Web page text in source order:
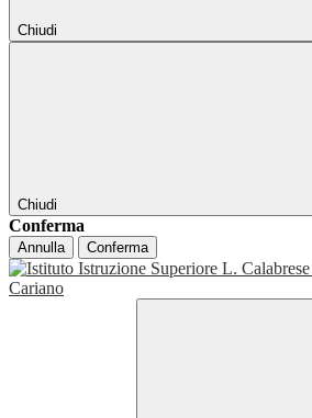
Chiudi
Chiudi
Conferma
Annulla Conferma